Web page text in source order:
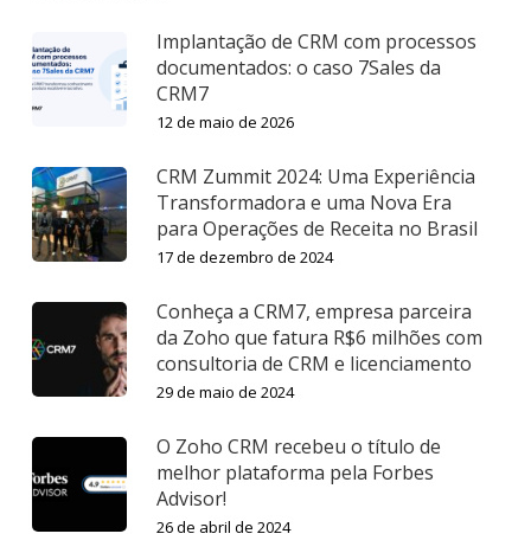
Implantação de CRM com processos
documentados: o caso 7Sales da
CRM7
12 de maio de 2026
CRM Zummit 2024: Uma Experiência
Transformadora e uma Nova Era
para Operações de Receita no Brasil
17 de dezembro de 2024
Conheça a CRM7, empresa parceira
da Zoho que fatura R$6 milhões com
consultoria de CRM e licenciamento
29 de maio de 2024
O Zoho CRM recebeu o título de
melhor plataforma pela Forbes
Advisor!
26 de abril de 2024